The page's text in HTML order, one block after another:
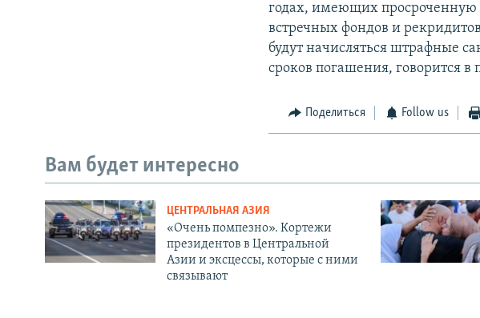
годах, имеющих просроченную
встречных фондов и
будут начисляться штрафные
сроков погашения, говорится в
Поделиться Follow us
Вам будет интересно
ЦЕНТРАЛЬНАЯ АЗИЯ
«Очень помпезно». Кортежи
президентов в Центральной
Азии и эксцессы, которые с ними
связывают